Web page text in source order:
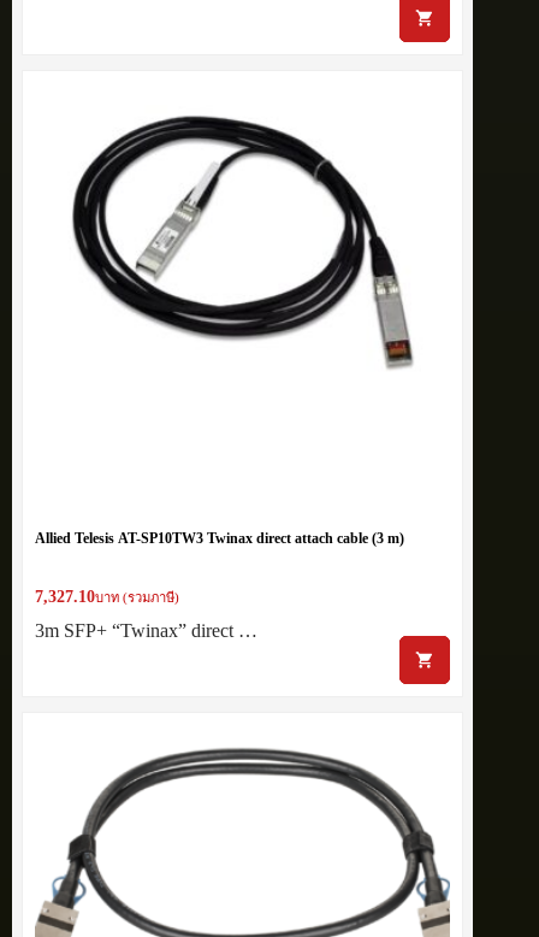
Allied Telesis AT-SP10TW3 Twinax direct attach cable (3 m)
7,327.10บาท (รวมภาษี)
3m SFP+ “Twinax” direct …